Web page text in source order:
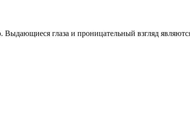
глаза и проницательный взгляд